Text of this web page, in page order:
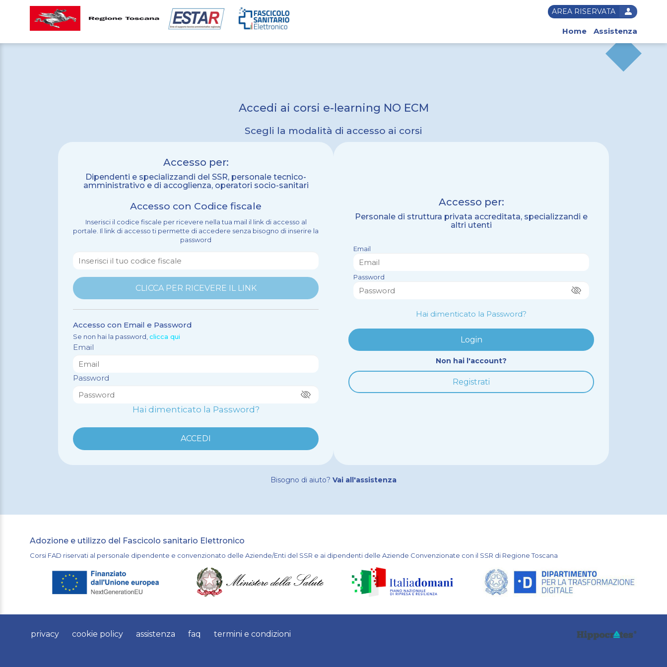
AREA RISERVATA
Home Assistenza
Accedi ai corsi e-learning NO ECM
Scegli la modalità di accesso ai corsi
Accesso per:
Dipendenti e specializzandi del SSR, personale tecnico-
amministrativo e di accoglienza, operatori socio-sanitari
Accesso con Codice fiscale
Inserisci il codice fiscale per ricevere nella tua mail il link di accesso al
portale. Il link di accesso ti permette di accedere senza bisogno di inserire la
password
Accesso con Email e Password
Se non hai la password, clicca qui
Email
Password
Hai dimenticato la Password?
Accesso per:
Personale di struttura privata accreditata, specializzandi e
altri utenti
Email
Password
Hai dimenticato la Password?
Non hai l'account?
Registrati
Bisogno di aiuto? Vai all'assistenza
Adozione e utilizzo del Fascicolo sanitario Elettronico
Corsi FAD riservati al personale dipendente e convenzionato delle Aziende/Enti del SSR e ai dipendenti delle Aziende Convenzionate con il SSR di Regione Toscana
privacy cookie policy assistenza faq termini e condizioni